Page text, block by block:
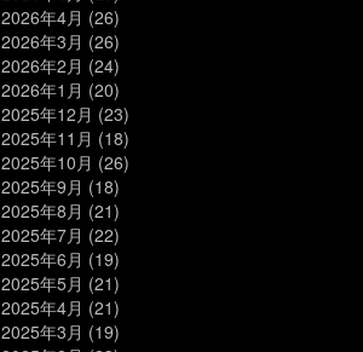
2026年4月 (26)
2026年3月 (26)
2026年2月 (24)
2026年1月 (20)
2025年12月 (23)
2025年11月 (18)
2025年10月 (26)
2025年9月 (18)
2025年8月 (21)
2025年7月 (22)
2025年6月 (19)
2025年5月 (21)
2025年4月 (21)
2025年3月 (19)